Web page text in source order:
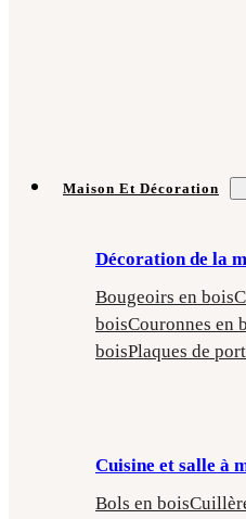
Maison Et Décoration
Décoration de la
Bougeoirs en bois
boisCouronnes en
boisPlaques de
Cuisine et salle à
Bols en bois